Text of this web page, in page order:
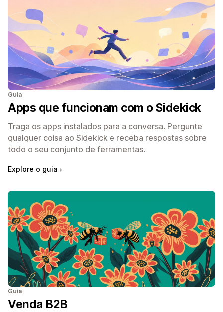
Guia
Apps que funcionam com o Sidekick
Traga os apps instalados para a conversa. Pergunte
qualquer coisa ao Sidekick e receba respostas sobre
todo o seu conjunto de ferramentas.
Explore o guia
Guia
Venda B2B